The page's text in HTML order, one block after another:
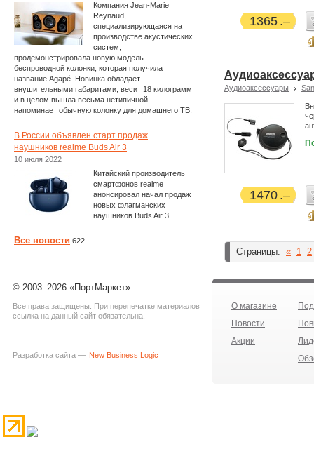
1365
Аудиоаксессуары
1470
Страницы: « 1 2
Компания Jean-Marie
Reynaud,
специализирующаяся на
производстве акустических
систем,
продемонстрировала новую модель
беспроводной колонки, которая получила
название Agapé. Новинка обладает
внушительными габаритами, весит 18 килограмм
и в целом вышла весьма нетипичной –
напоминает обычную колонку для домашнего ТВ.
В России объявлен старт продаж
наушников realme Buds Air 3
10 июля 2022
Китайский производитель
смартфонов realme
анонсировал начал продаж
новых флагманских
наушников Buds Air 3
Все новости 622
© 2003–2026 «ПортМаркет»
Все права защищены. При перепечатке материалов
ссылка на данный сайт обязательна.
Разработка сайта — New Business Logic
О магазине
Новости
Акции